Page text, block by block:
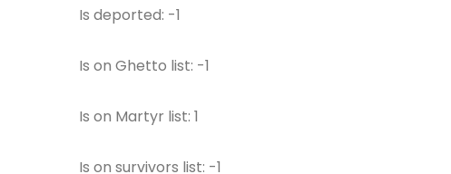
Is deported: -1
Is on Ghetto list: -1
Is on Martyr list: 1
Is on survivors list: -1